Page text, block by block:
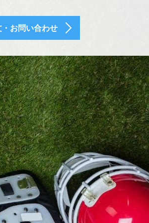
・お問い合わせ